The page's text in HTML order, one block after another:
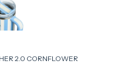
2.0 CORNFLOWER